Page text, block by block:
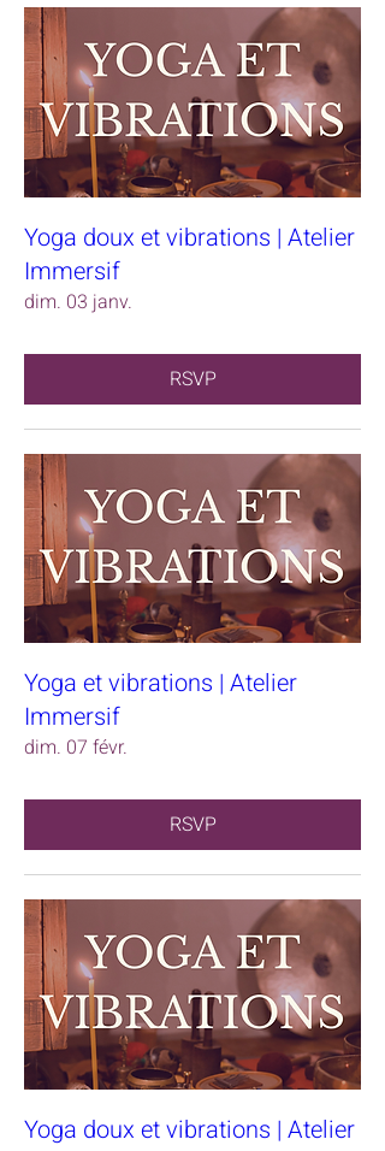
Yoga doux et vibrations | Atelier
Immersif
dim. 03 janv.
RSVP
Yoga et vibrations | Atelier
Immersif
dim. 07 févr.
RSVP
Yoga doux et vibrations | Atelier